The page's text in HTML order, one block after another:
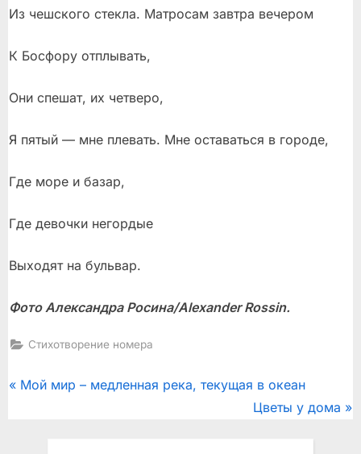
Из чешского стекла. Матросам завтра вечером
К Босфору отплывать,
Они спешат, их четверо,
Я пятый — мне плевать. Мне оставаться в городе,
Где море и базар,
Где девочки негордые
Выходят на бульвар.
Фото Александра Росина/Alexander Rossin.
Стихотворение номера
Post
P
Мой мир – медленная река, текущая в океан
N
Цветы у дома